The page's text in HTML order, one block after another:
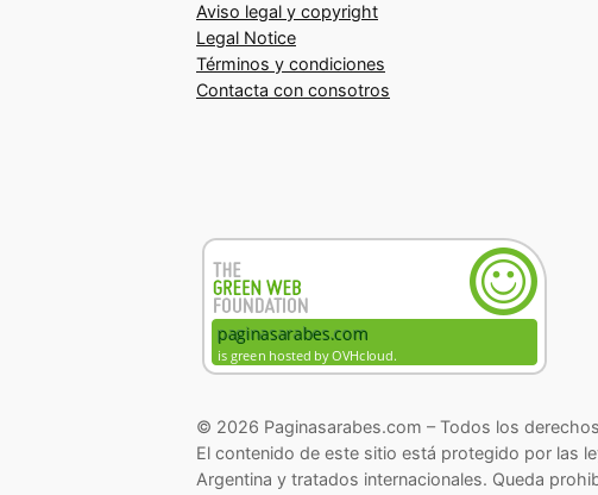
Aviso legal y copyright
Legal Notice
Términos y condiciones
Contacta con consotros
© 2026 Paginasarabes.com – Todos los
El contenido de este sitio está protegido por las
Argentina y tratados internacionales. Queda